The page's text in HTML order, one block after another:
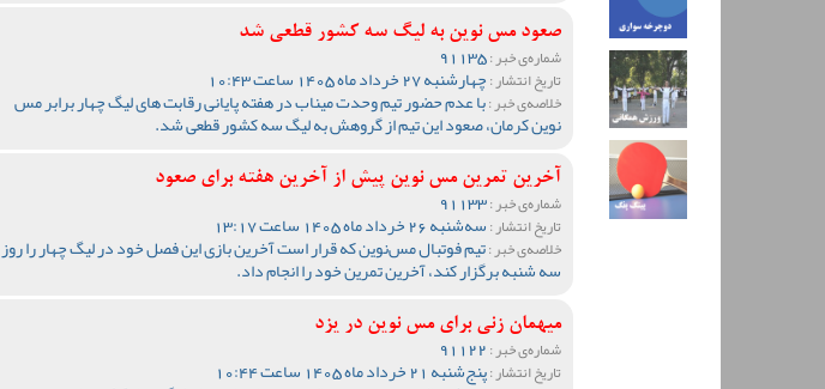
صعود مس نوین به لیگ سه کشور قطعی شد
شماره‌ی خبر :91135
تاریخ انتشار :چهارشنبه 27 خرداد ماه 1405 ساعت 10:43
خلاصه‌ی خبر :با عدم حضور تیم وحدت میناب در هفته پایانی رقابت های لیگ چهار برابر مس
نوین کرمان، صعود این تیم از گروهش به لیگ سه کشور قطعی شد.
آخرین تمرین مس نوین پیش از آخرین هفته برای صعود
شماره‌ی خبر :91133
تاریخ انتشار :سه‌شنبه 26 خرداد ماه 1405 ساعت 13:17
خلاصه‌ی خبر :تیم فوتبال مس‌نوین که قرار است آخرین بازی این فصل خود در لیگ چهار را روز
سه شنبه برگزار کند، آخرین تمرین خود را انجام داد.
میهمان زنی برای مس نوین در یزد
شماره‌ی خبر :
تاریخ انتشار :پنج‌شنبه 21 خرداد ماه 1405 ساعت 10:44